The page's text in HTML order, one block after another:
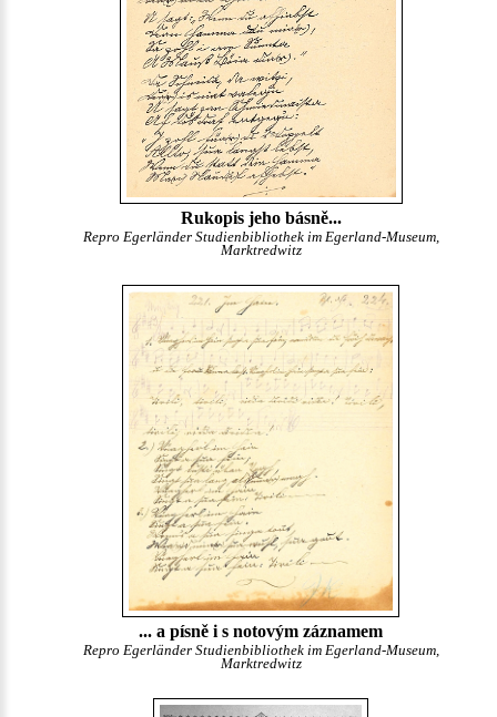
Rukopis jeho básně...
Repro Egerländer Studienbibliothek im Egerland-Museum,
Marktredwitz
... a písně i s notovým záznamem
Repro Egerländer Studienbibliothek im Egerland-Museum,
Marktredwitz